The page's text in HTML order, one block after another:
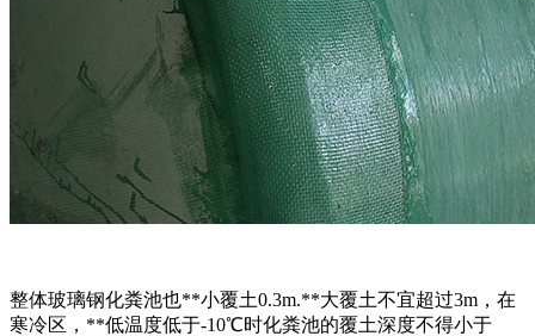
整体玻璃钢化粪池也**小覆土0.3m.**大覆土不宜超过3m，在
寒冷区，**低温度低于-10℃时化粪池的覆土深度不得小于